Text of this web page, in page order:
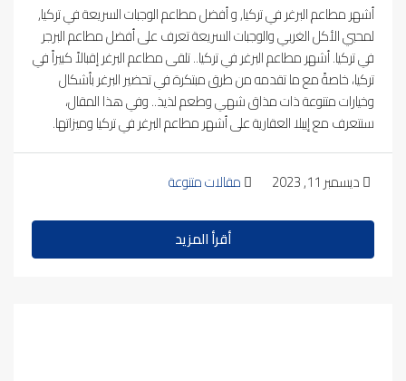
أشهر مطاعم البرغر في تركيا, و أفضل مطاعم الوجبات السريعة في تركيا,
لمحبي الأكل الغربي والوجبات السريعة تعرف على أفضل مطاعم البرجر
في تركيا. أشهر مطاعم البرغر في تركيا.. تلقى مطاعم البرغر إقبالاً كبيراً في
تركيا، خاصةً مع ما تقدمه من طرق مبتكرة في تحضير البرغر بأشكال
وخيارات متنوعة ذات مذاق شهي وطعم لذيذ.. وفي هذا المقال،
سنتعرف مع إيبلا العقارية على أشهر مطاعم البرغر في تركيا وميزاتها.
ديسمبر 11, 2023 مقالات متنوعة
أقرأ المزيد